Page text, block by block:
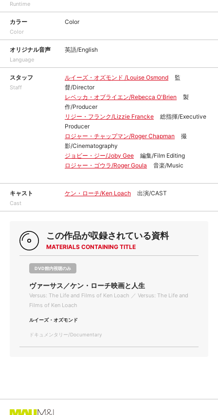
Runtime
カラー
Color
Color
オリジナル音声
Language
英語/English
スタッフ
Staff
ルイーズ・オズモンド /Louise Osmond
監
督/Director
レベッカ・オブライエン/Rebecca O'Brien
製
作/Producer
リジー・フランク/Lizzie Francke
総指揮/Executive
Producer
ロジャー・チャップマン/Roger Chapman
撮
影/Cinematography
ジョビー・ジー/Joby Gee
編集/Film Editing
ロジャー・ゴウラ/Roger Goula
音楽/Music
キャスト
Cast
ケン・ローチ/Ken Loach 出演/CAST
この作品が収録されている資料
MATERIALS CONTAINING TITLE
DVD館内視聴のみ
ヴァーサス／ケン・ローチ映画と人生
Versus: The Life and Films of Ken Loach ／ Versus: The Life and
Films of Ken Loach
ルイーズ・オズモンド
ドキュメンタリー/Documentary